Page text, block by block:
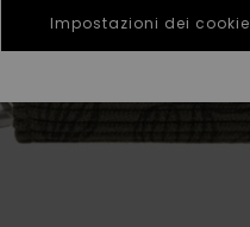
Impostazioni dei cookie